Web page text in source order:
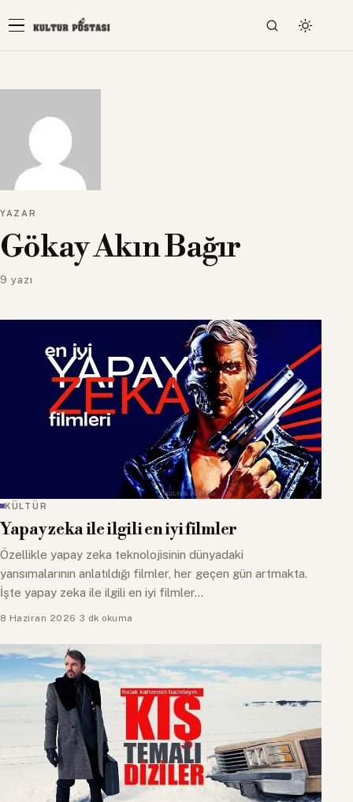
YAZAR
Gökay Akın Bağır
9 yazı
KÜLTÜR
Yapay zeka ile ilgili en iyi filmler
Özellikle yapay zeka teknolojisinin dünyadaki
yansımalarının anlatıldığı filmler, her geçen gün artmakta.
İşte yapay zeka ile ilgili en iyi filmler…
8 Haziran 2026· 3 dk okuma